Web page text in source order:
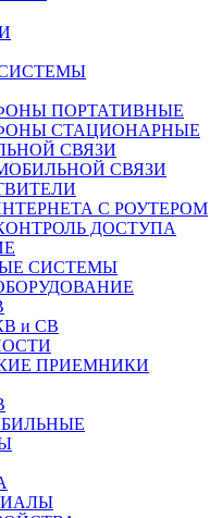
ПОРТАТИВНЫЕ
СТАЦИОНАРНЫЕ
СВЯЗИ
СВЯЗИ
С РОУТЕРОМ
ДОСТУПА
СИСТЕМЫ
и СВ
ПРИЕМНИКИ